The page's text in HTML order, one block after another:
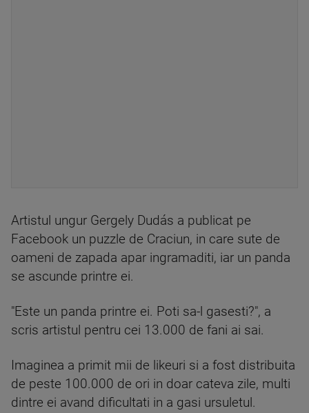
Artistul ungur Gergely Dudás a publicat pe
Facebook un puzzle de Craciun, in care sute de
oameni de zapada apar ingramaditi, iar un panda
se ascunde printre ei.
"Este un panda printre ei. Poti sa-l gasesti?", a
scris artistul pentru cei 13.000 de fani ai sai.
Imaginea a primit mii de likeuri si a fost distribuita
de peste 100.000 de ori in doar cateva zile, multi
dintre ei avand dificultati in a gasi ursuletul.